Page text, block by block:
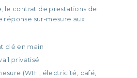
le contrat de prestations de
réponse sur-mesure aux
clé en main
privatisé
(WIFI, électricité, café,